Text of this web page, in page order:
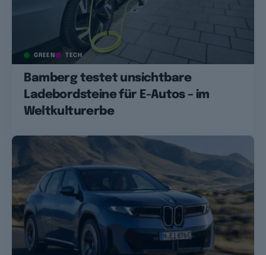
GREEN TECH
Bamberg testet unsichtbare
Ladebordsteine für E-Autos – im
Weltkulturerbe